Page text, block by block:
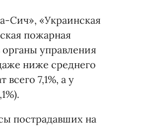
Сич», «Украинская
пожарная
управления
ниже среднего
7,1%, а у
пострадавших на